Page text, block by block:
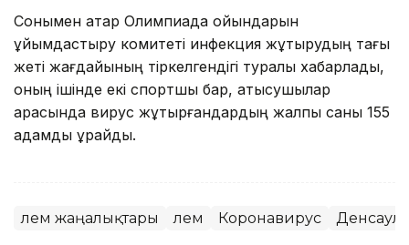
Сонымен қатар Олимпиада ойындарын
ұйымдастыру комитеті инфекция жұқтырудың тағы
жеті жағдайының тіркелгендігі туралы хабарлады,
оның ішінде екі спортшы бар, қатысушылар
арасында вирус жұқтырғандардың жалпы саны 155
адамды құрайды.
Әлем жаңалықтары Әлем Коронавирус